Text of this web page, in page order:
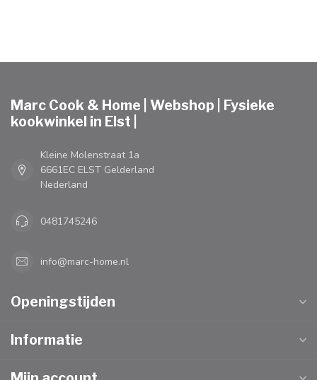
Marc Cook & Home | Webshop | Fysieke
kookwinkel in Elst |
Kleine Molenstraat 1a
6661EC ELST Gelderland
Nederland
0481745246
info@marc-home.nl
Openingstijden
Informatie